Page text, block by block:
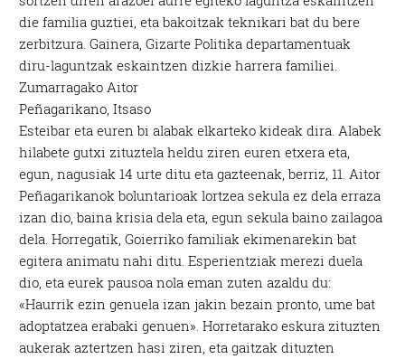
die familia guztiei, eta bakoitzak teknikari bat du bere
zerbitzura. Gainera, Gizarte Politika departamentuak
diru-laguntzak eskaintzen dizkie harrera familiei.
Zumarragako Aitor
Peñagarikano, Itsaso
Esteibar eta euren bi alabak elkarteko kideak dira. Alabek
hilabete gutxi zituztela heldu ziren euren etxera eta,
egun, nagusiak 14 urte ditu eta gazteenak, berriz, 11. Aitor
Peñagarikanok boluntarioak lortzea sekula ez dela erraza
izan dio, baina krisia dela eta, egun sekula baino zailagoa
dela. Horregatik, Goierriko familiak ekimenarekin bat
egitera animatu nahi ditu. Esperientziak merezi duela
dio, eta eurek pausoa nola eman zuten azaldu du:
«Haurrik ezin genuela izan jakin bezain pronto, ume bat
adoptatzea erabaki genuen». Horretarako eskura zituzten
aukerak aztertzen hasi ziren, eta gaitzak dituzten